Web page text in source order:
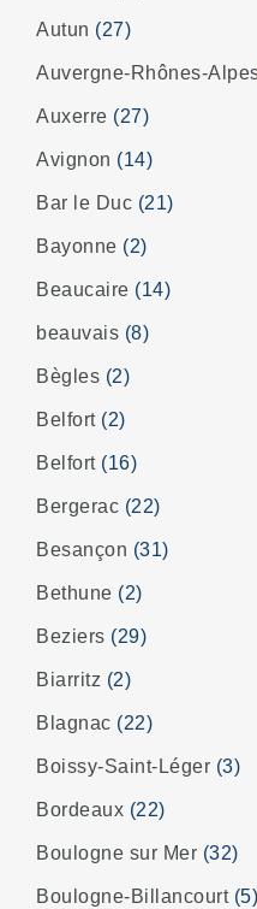
Autun (27)
Auvergne-Rhônes-
Auxerre (27)
Avignon (14)
Bar le Duc (21)
Bayonne (2)
Beaucaire (14)
beauvais (8)
Bègles (2)
Belfort (2)
Belfort (16)
Bergerac (22)
Besançon (31)
Bethune (2)
Beziers (29)
Biarritz (2)
Blagnac (22)
Boissy-Saint-Léger (3)
Bordeaux (22)
Boulogne sur Mer (32)
Boulogne-Billancourt (5)